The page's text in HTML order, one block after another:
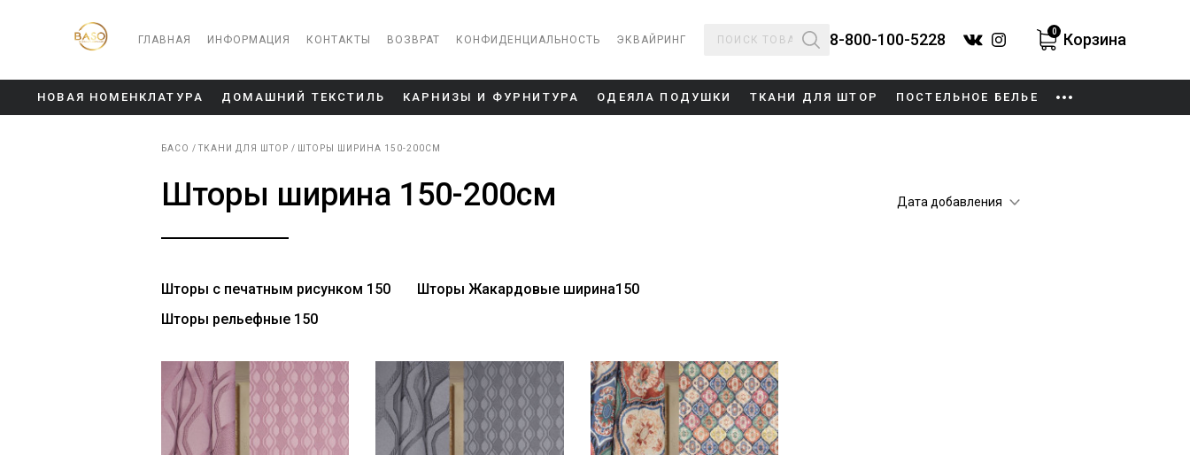
ГЛАВНАЯ ИНФОРМАЦИЯ КОНТАКТЫ ВОЗВРАТ КОНФИДЕНЦИАЛЬНОСТЬ ЭКВАЙРИНГ 8-800-100-5228 0 Корзина
НОВАЯ НОМЕНКЛАТУРА ДОМАШНИЙ ТЕКСТИЛЬ КАРНИЗЫ И ФУРНИТУРА ОДЕЯЛА ПОДУШКИ ТКАНИ ДЛЯ ШТОР ПОСТЕЛЬНОЕ БЕЛЬЕ
БАСО ТКАНИ ДЛЯ ШТОР ШТОРЫ ШИРИНА 150-200СМ
Шторы ширина 150-200см Дата добавления
Шторы с печатным рисунком 150
Шторы Жакардовые ширина150
Шторы рельефные 150